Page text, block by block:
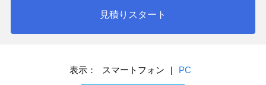
見積りスタート
表示： スマートフォン | PC